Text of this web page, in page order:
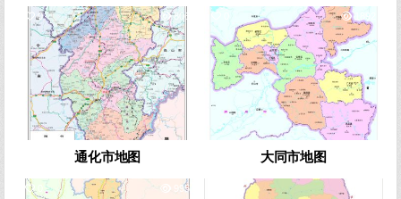
0 806
通化市地图
1892
大同市地图
995